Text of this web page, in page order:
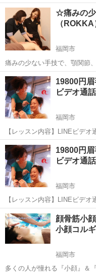
から自分の心と体のバランス
をカードで楽しく見つめる「
掘りなアラカルト講座...
福岡 福岡市 六本松駅
☆痛みの少
（
福岡市
痛みの少ない手技で、顎関節
きます。 顔の左右差、ほうれ
に効果的です。 お客様からの
安心・安全な施術です。 全６
福岡 福岡市 マッサ
19800円
ビデオ通
福岡市
【レッスン内容】LINEビデオ
りしながらマンツーマンで学
でき、学科＆技術もきちんと
懸命お教えします！また、無
福岡 福岡市 メイク
19800円
ビデオ通
福岡市
【レッスン内容】LINEビデ
りしながらマンツーマンで学
でき、学科＆技術もきちんと
懸命お教えします！また、無料
福岡 福岡市 メイク
顔骨筋小
小顔コル
福岡市
多くの人が憧れる『小顔』＆『美肌』 美容や様々な手技